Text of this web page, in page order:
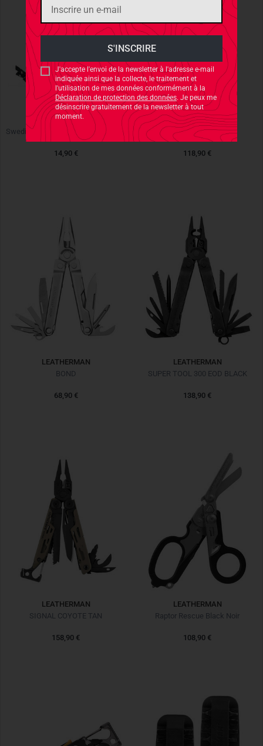
J'accepte l'envoi de la newsletter à l'adresse e-mail
indiquée ainsi que la collecte, le traitement et
l'utilisation de mes données conformément à la
Déclaration de protection des données. Je peux me
désinscrire gratuitement de la newsletter à tout
moment.
LIGHT MY FIRE
Swedish FireSteel BIO Scout 2in1 Rustyorange
14,90 €
LEATHERMAN
SKELETOOL CX
118,90 €
LEATHERMAN
BOND
68,90 €
LEATHERMAN
SUPER TOOL 300 EOD BLACK
138,90 €
LEATHERMAN
SIGNAL COYOTE TAN
158,90 €
LEATHERMAN
Raptor Rescue Black Noir
108,90 €